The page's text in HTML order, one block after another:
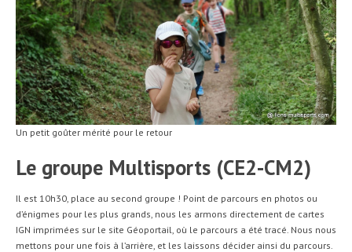
Un petit goûter mérité pour le retour
Le groupe Multisports (CE2-CM2)
Il est 10h30, place au second groupe ! Point de parcours en photos ou
d’énigmes pour les plus grands, nous les armons directement de cartes
IGN imprimées sur le site Géoportail, où le parcours a été tracé. Nous nous
mettons pour une fois à l’arrière, et les laissons décider ainsi du parcours.